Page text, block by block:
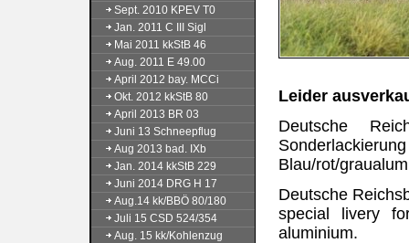
Sept. 2010 KPEV T0
Jan. 2011 C III Sigl
Mai 2011 kkStB 46
Aug. 2011 E 49.00
April 2012 bay. MCCi
Okt. 2012 kkStB 80
April 2013 BR 03
Juni 13 Schneepflug
Aug 2013 bad. IXb
Jan. 2014 kkStB 229
Juni 2014 DRG H 17
Aug.14 kk/BBÖ 80/180
Juli 15 CSD 524/354
Aug. 15 kk/Kohlenzug
Leider
Deutsche
Blau/rot/
Deutsche
special livery
aluminium.